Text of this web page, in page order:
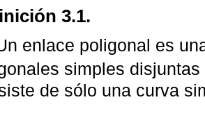
3.1.
enlace poligonal es
simples
de sólo una curva